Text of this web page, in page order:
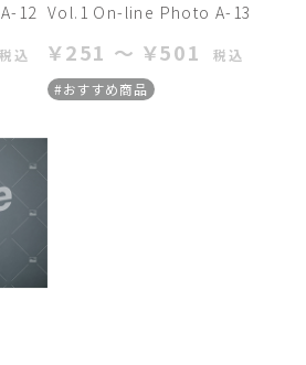
12
税込
Vol.1 On-line Photo A-13
￥251 ～ ￥501
税込
#おすすめ商品